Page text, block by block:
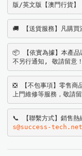
版/英文版【澳門行貨】
🚚 【送貨服務】凡購買
📦 【依實為據】本產
不另行通知, 敬請留意！
❎ 【不包事項】零售商
上門維修等服務，敬請留
📞 【聯繫方式】銷
s@success-tech.net